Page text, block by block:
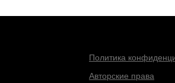
Политика
Авторские права